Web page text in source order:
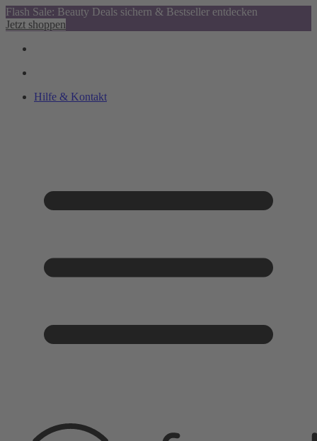
Flash Sale: Beauty Deals sichern & Bestseller entdecken
Jetzt shoppen
Hilfe & Kontakt